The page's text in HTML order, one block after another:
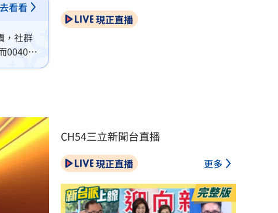
去看看
，社群
00403A
現正直播
CH54三立新聞台直播
現正直播 更多